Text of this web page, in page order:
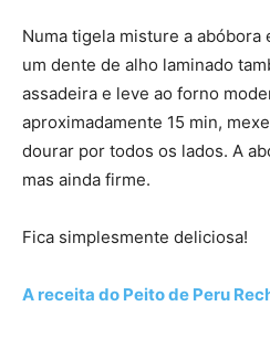
Numa tigela misture a
um dente de alho laminado
assadeira e leve ao forno
aproximadamente 15 min,
dourar por todos os lados. A
mas ainda firme.
Fica simplesmente deliciosa!
A receita do Peito de Peru